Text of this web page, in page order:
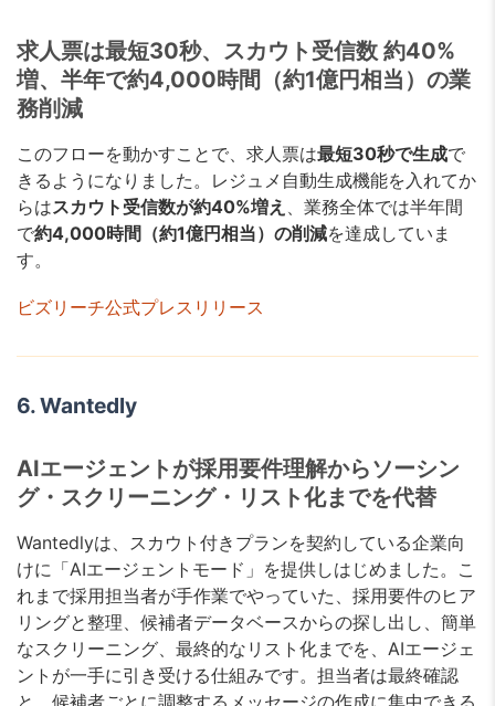
求人票は最短30秒、スカウト受信数 約40%
増、半年で約4,000時間（約1億円相当）の業
務削減
このフローを動かすことで、求人票は最短30秒で生成で
きるようになりました。レジュメ自動生成機能を入れてか
らはスカウト受信数が約40%増え
、業務全体では半年間
で約4,000時間（約1億円相当）の削減を達成していま
す。
ビズリーチ公式プレスリリース
6. Wantedly
AIエージェントが採用要件理解からソーシン
グ・スクリーニング・リスト化までを代替
Wantedlyは、スカウト付きプランを契約している企業向
けに「AIエージェントモード」を提供しはじめました。こ
れまで採用担当者が手作業でやっていた、採用要件のヒア
リングと整理、候補者データベースからの探し出し、簡単
なスクリーニング、最終的なリスト化までを、AIエージェ
ントが一手に引き受ける仕組みです。担当者は最終確認
と、候補者ごとに調整するメッセージの作成に集中できる